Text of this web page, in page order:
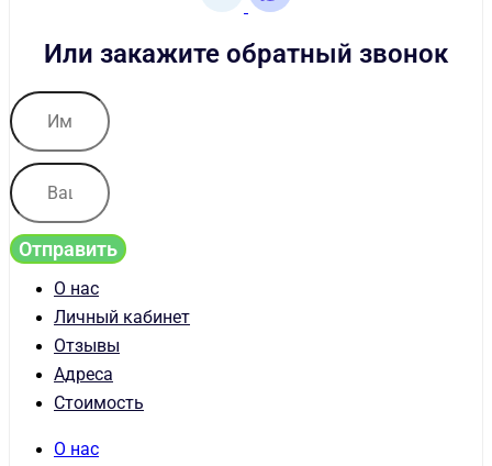
Или закажите обратный звонок
Отправить
О нас
Личный кабинет
Отзывы
Адреса
Стоимость
О нас